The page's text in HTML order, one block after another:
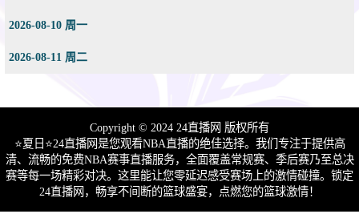
2026-08-10 周一
2026-08-11 周二
Copyright © 2024 24直播网 版权所有
⭐️夏日⭐24直播网是您观看NBA直播的绝佳选择。我们专注于提供高
清、流畅的免费NBA赛事直播服务，全面覆盖常规赛、季后赛乃至总决
赛等每一场精彩对决。这里能让您零延迟感受赛场上的激情碰撞。锁定
24直播网，畅享不间断的篮球盛宴，点燃您的篮球激情！